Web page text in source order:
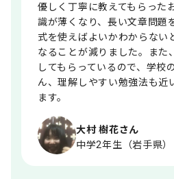
大村 樹花さん
中学2年生（岩手県）
優しく丁寧に教えてもらった
識が薄くなり、長い文章問題
式を使えばよいかわからない
なることが減りました。また
してもらっているので、学校
ん、理解しやすい勉強法も近
ます。